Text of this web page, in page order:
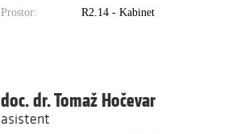
Prostor: R2.14 - Kabinet
doc. dr. Tomaž Hočevar
asistent